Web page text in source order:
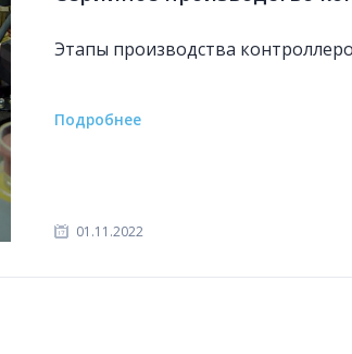
Этапы производства
Подробнее
01.11.2022